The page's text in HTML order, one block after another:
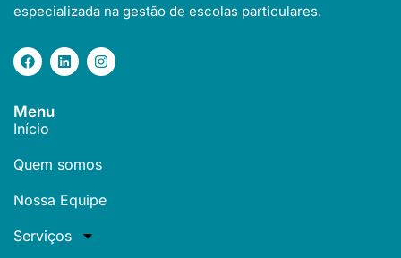
especializada na gestão de escolas particulares.
Menu
Início
Quem somos
Nossa Equipe
Serviços